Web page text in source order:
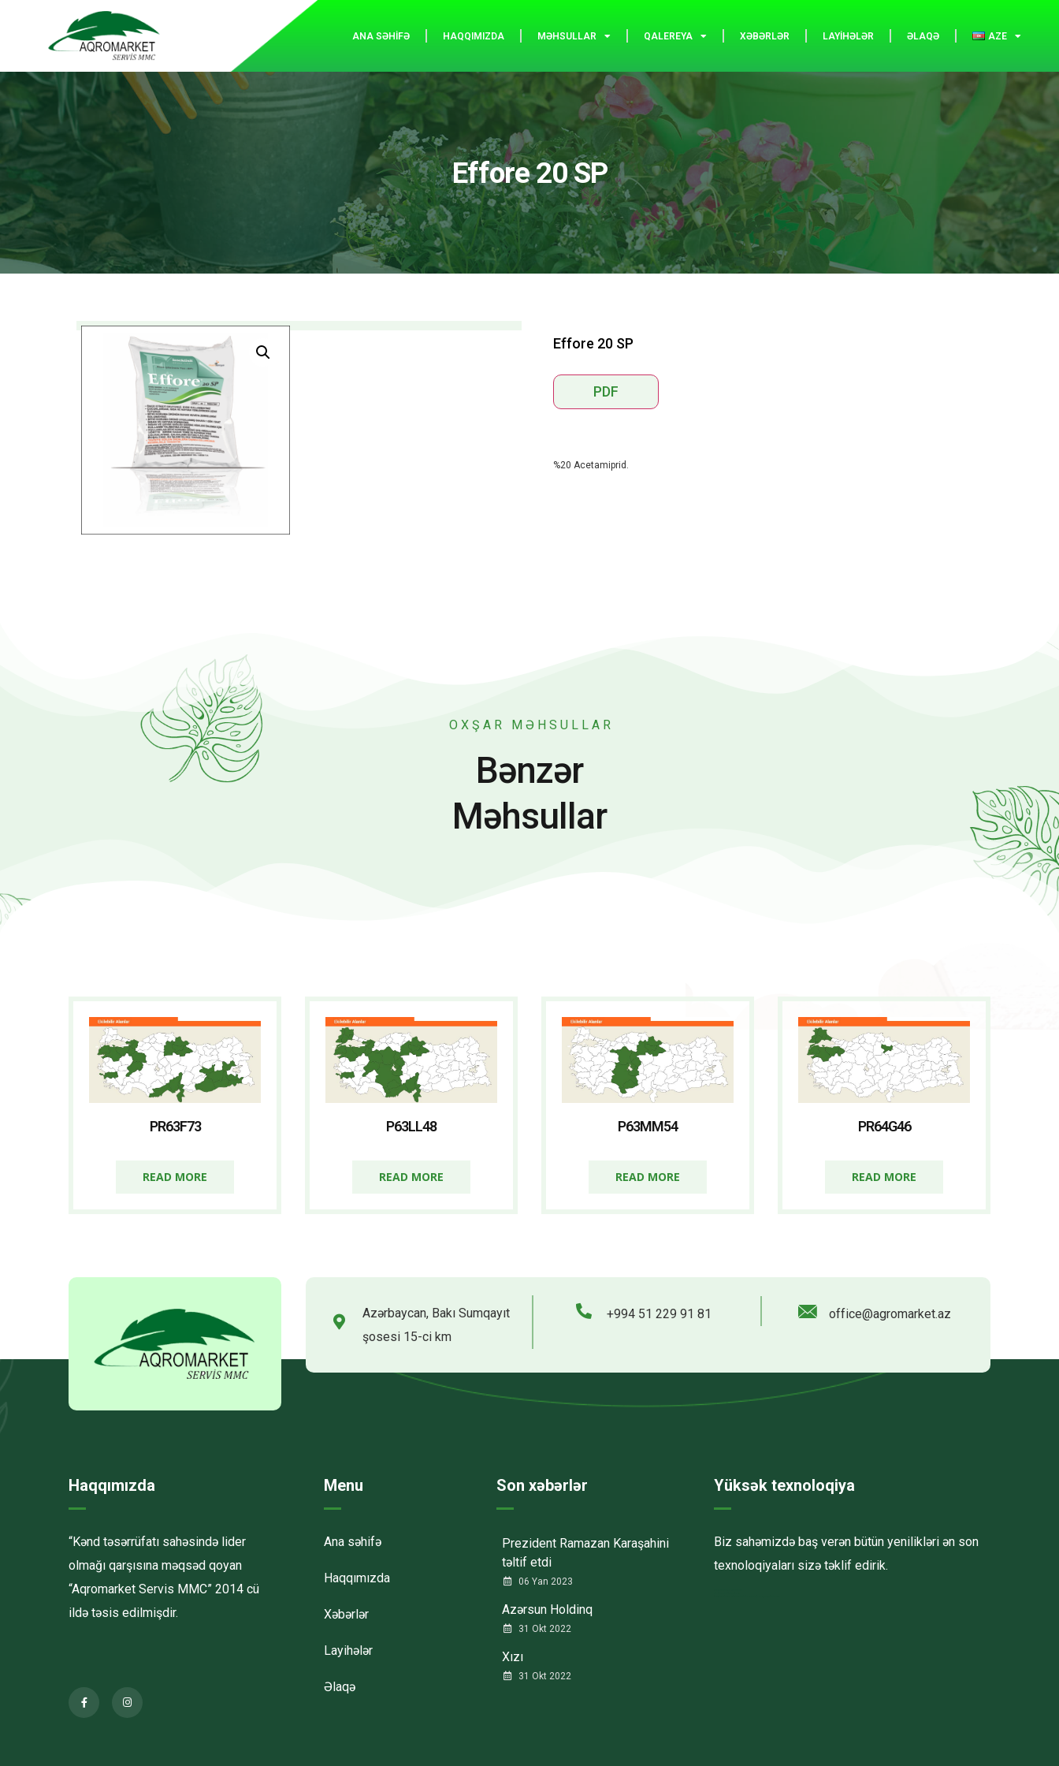
ANA SƏHIFƏ HAQQIMIZDA MƏHSULLAR QALEREYA XƏBƏRLƏR LAYIHƏLƏR ƏLAQƏ AZE
Effore 20 SP
Effore 20 SP
PDF
%20 Acetamiprid.
OXŞAR MƏHSULLAR
Bənzər
Məhsullar
PR63F73
READ MORE
P63LL48
READ MORE
P63MM54
READ MORE
PR64G46
READ MORE
Azərbaycan, Bakı Sumqayıt
şosesi 15-ci km
+994 51 229 91 81 office@agromarket.az
Haqqımızda
“Kənd təsərrüfatı sahəsində lider
olmağı qarşısına məqsəd qoyan
“Aqromarket Servis MMC” 2014 cü
ildə təsis edilmişdir.
Menu
Ana səhifə
Haqqımızda
Xəbərlər
Layihələr
Əlaqə
Son xəbərlər
Prezident Ramazan Karaşahini
təltif etdi
06 Yan 2023
Azərsun Holdinq
31 Okt 2022
Xızı
31 Okt 2022
Yüksək texnoloqiya
Biz sahəmizdə baş verən bütün yenilikləri ən son
texnoloqiyaları sizə təklif edirik.